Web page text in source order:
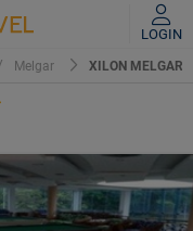
LOGIN
Melgar XILON MELGAR